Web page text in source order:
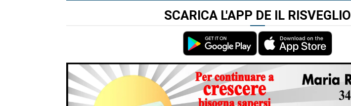
SCARICA L'APP DE IL RISVEGLIO